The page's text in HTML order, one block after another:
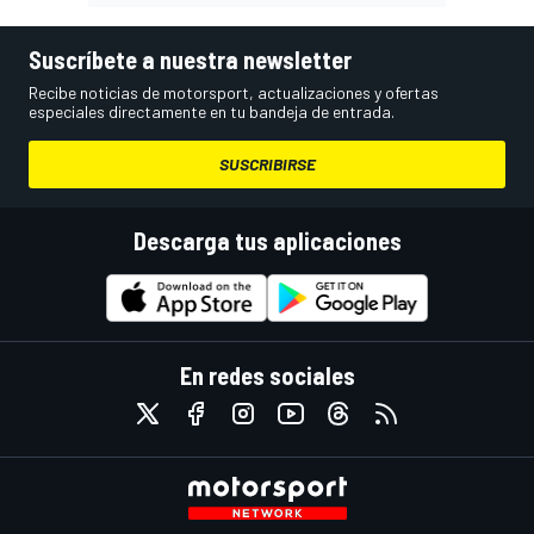
Suscríbete a nuestra newsletter
Recibe noticias de motorsport, actualizaciones y ofertas
especiales directamente en tu bandeja de entrada.
SUSCRIBIRSE
Descarga tus aplicaciones
En redes sociales